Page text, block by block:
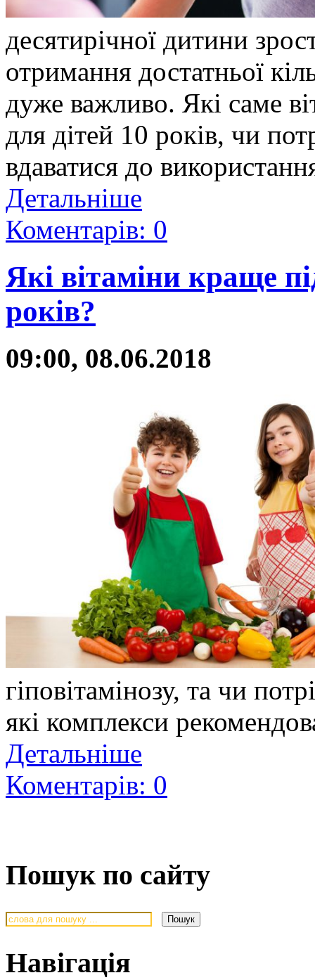
десятирічної дитини
отримання достатньої
дуже важливо. Які саме
для дітей 10 років, чи
вдаватися до
Детальніше
Коментарів: 0
Які вітаміни краще
років?
09:00, 08.06.2018
гіповітамінозу, та чи
які комплекси
Детальніше
Коментарів: 0
Пошук по сайту
Навігація